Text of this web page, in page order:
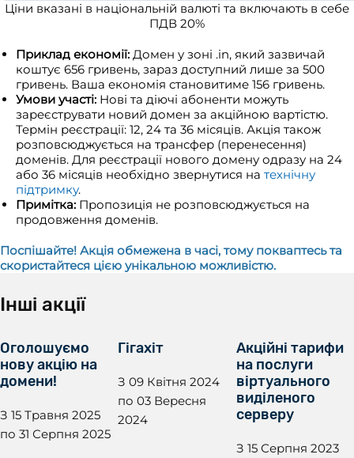
Ціни вказані в національній валюті та включають в себе
ПДВ 20%
Приклад економії: Домен у зоні .in, який зазвичай
коштує 656 гривень, зараз доступний лише за 500
гривень. Ваша економія становитиме 156 гривень.
Умови участі: Нові та діючі абоненти можуть
зареєструвати новий домен за акційною вартістю.
Термін реєстрації: 12, 24 та 36 місяців. Акція також
розповсюджується на трансфер (перенесення)
доменів. Для реєстрації нового домену одразу на 24
або 36 місяців необхідно звернутися на технічну
підтримку.
Примітка: Пропозиція не розповсюджується на
продовження доменів.
Поспішайте! Акція обмежена в часі, тому покваптесь та
скористайтеся цією унікальною можливістю.
Інші акції
Оголошуємо
нову акцію на
домени!
З 15 Травня 2025
по 31 Серпня 2025
Гігахіт
З 09 Квітня 2024
по 03 Вересня
2024
Акційні тарифи
на послуги
віртуального
виділеного
серверу
З 15 Серпня 2023